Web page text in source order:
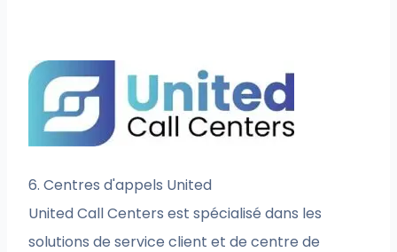
6. Centres d'appels United
United Call Centers est spécialisé dans les
solutions de service client et de centre de